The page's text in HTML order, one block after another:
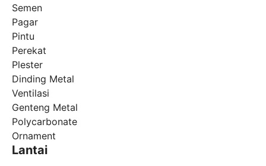
Semen
Pagar
Pintu
Perekat
Plester
Dinding Metal
Ventilasi
Genteng Metal
Polycarbonate
Ornament
Lantai